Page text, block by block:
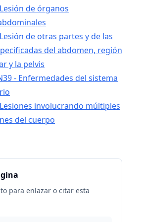
de órganos
de otras partes y de las
del abdomen, región
y la pelvis
- Enfermedades del sistema
involucrando múltiples
del cuerpo
para enlazar o citar esta